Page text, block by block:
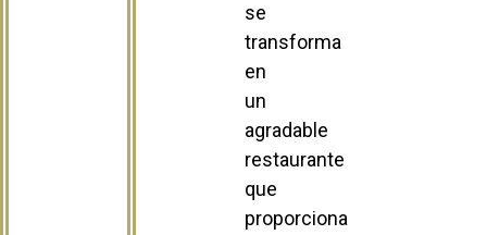
se
transforma
en
un
agradable
restaurante
que
proporciona